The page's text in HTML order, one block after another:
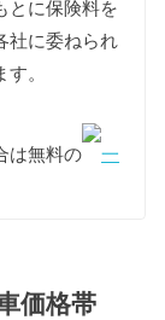
、2代目アリ
が経過した2
ますが、維
13年経過
とに保険料を
社に委ねられ
。
は無料の
一
価格帯